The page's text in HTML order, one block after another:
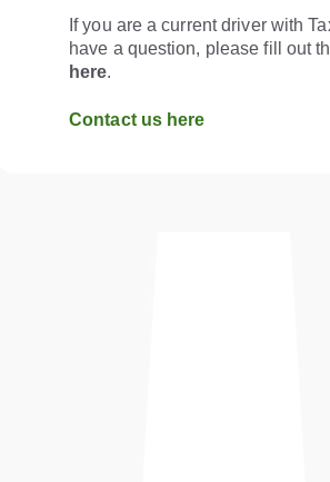
If you are a current driver with
have a question, please fill out
here.
Contact us here